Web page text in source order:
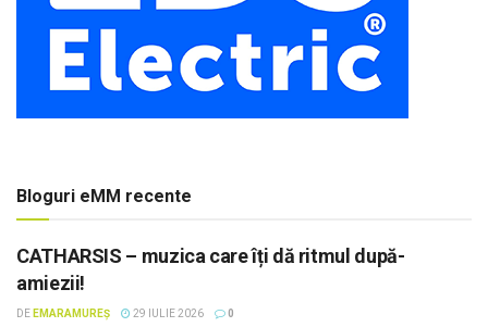
Bloguri eMM recente
CATHARSIS – muzica care îți dă ritmul după-
amiezii!
DE EMARAMUREȘ 29 IULIE 2026 0